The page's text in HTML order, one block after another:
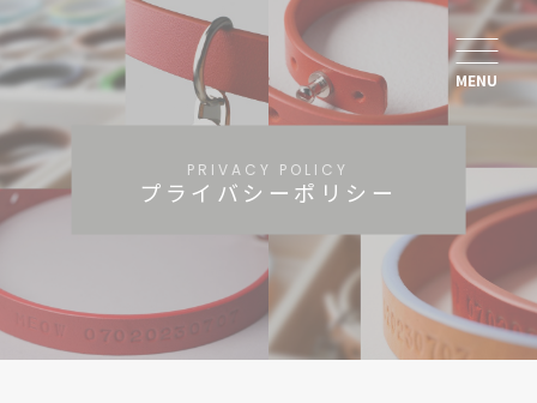
MENU
PRIVACY POLICY
プライバシーポリシー